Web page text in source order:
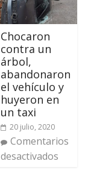
Chocaron
contra un
árbol,
abandonaron
el vehículo y
huyeron en
un taxi
20 julio, 2020
Comentarios
desactivados